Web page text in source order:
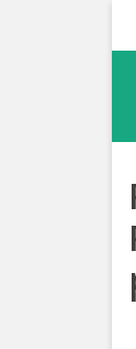
DGPDC
despre